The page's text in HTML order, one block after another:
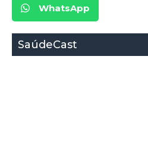
WhatsApp
SaúdeCast